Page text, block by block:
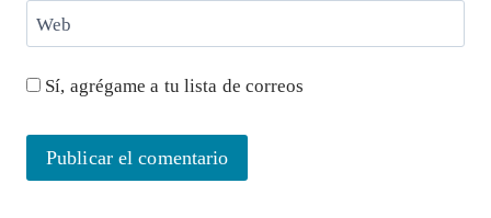
Web
Sí, agrégame a tu lista de correos